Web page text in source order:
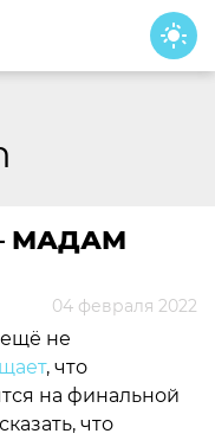
МАДАМ
04 февраля 2022
не
, что
на финальной
что